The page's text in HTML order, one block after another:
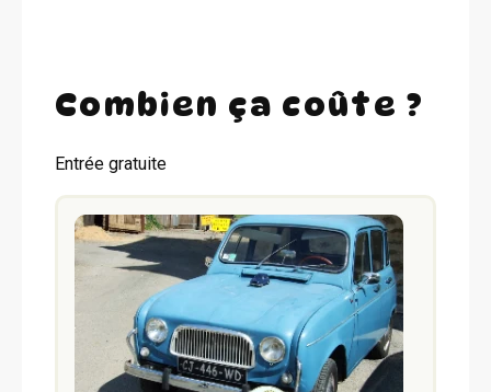
Combien ça coûte ?
Entrée gratuite